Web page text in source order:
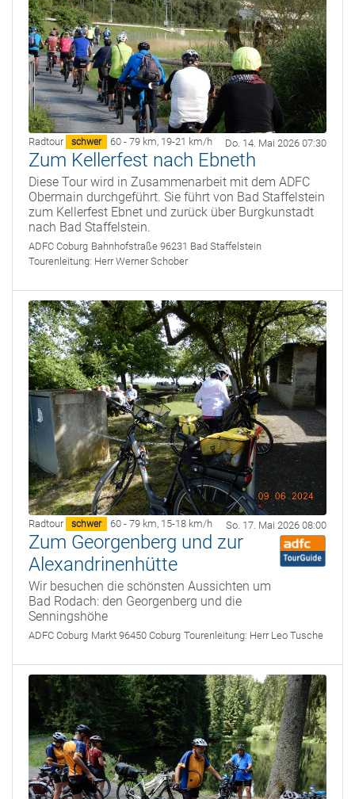
Radtour schwer 60 - 79 km, 19-21 km/h Do. 14. Mai 2026 07:30
Zum Kellerfest nach Ebneth
Diese Tour wird in Zusammenarbeit mit dem ADFC
Obermain durchgeführt. Sie führt von Bad Staffelstein
zum Kellerfest Ebnet und zurück über Burgkunstadt
nach Bad Staffelstein.
ADFC Coburg Bahnhofstraße 96231 Bad Staffelstein
Tourenleitung: Herr Werner Schober
Radtour schwer 60 - 79 km, 15-18 km/h So. 17. Mai 2026 08:00
Zum Georgenberg und zur
Alexandrinenhütte
Wir besuchen die schönsten Aussichten um
Bad Rodach: den Georgenberg und die
Senningshöhe
ADFC Coburg Markt 96450 Coburg Tourenleitung: Herr Leo Tusche